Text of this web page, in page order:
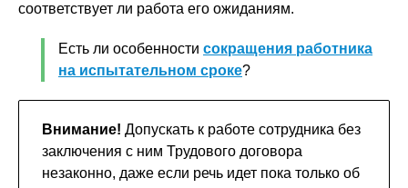
соответствует ли работа его ожиданиям.
Есть ли особенности сокращения работника
на испытательном сроке?
Внимание! Допускать к работе сотрудника без
заключения с ним Трудового договора
незаконно, даже если речь идет пока только об